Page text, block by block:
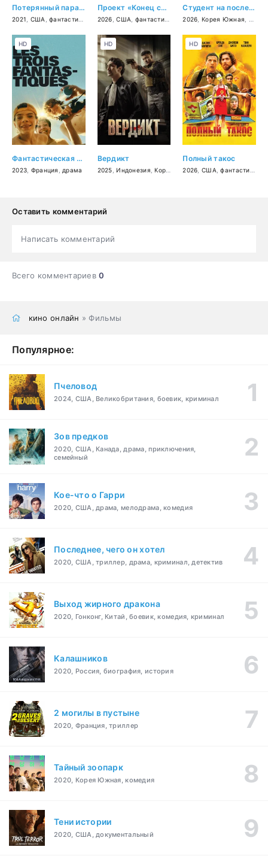
Потерянный парадокс
2021 США ,фантастика комедия
Проект «Конец света»
2026 ,США фантастика триллер ,драма,
Студент на последнем ряду
2026 Корея Южная
Фантастическая тройка
2023 Франция драма
HD
Вердикт
2025 ,Индонезия ,Корея Южная ,боевик,триллер
HD
Полный такос
2026 США ,фантастика
HD
Оставить комментарий
Написать комментарий
Всего комментариев0
кино онлайн » Фильмы
Популярное:
Пчеловод
2024, США, Великобритания, боевик, криминал
Зов предков
2020, США, Канада, драма, приключения,
семейный
Кое-что о Гарри
2020, США, драма, мелодрама, комедия
Последнее, чего он хотел
2020, США, триллер, драма, криминал, детектив
Выход жирного дракона
2020, Гонконг, Китай, боевик, комедия, криминал
Калашников
2020, Россия, биография, история
2 могилы в пустыне
2020, Франция, триллер
Тайный зоопарк
2020, Корея Южная, комедия
Тени истории
2020, США, документальный